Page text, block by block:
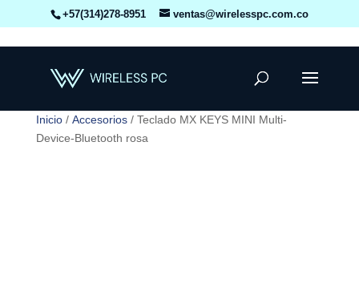
+57(314)278-8951 ventas@wirelesspc.com.co
Inicio/ Accesorios/ Teclado MX KEYS MINI Multi-
Device-Bluetooth rosa